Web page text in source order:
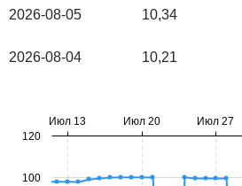
2026-08-05 10,34
2026-08-04 10,21
Июл 13 Июл 20 Июл 27
100
120